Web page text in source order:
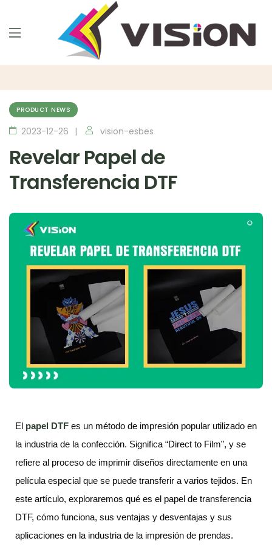
PRODUCT NEWS
2023-12-26 vision-esbes
Revelar Papel de
Transferencia DTF
El papel DTF es un método de impresión popular utilizado en
la industria de la confección. Significa “Direct to Film”, y se
refiere al proceso de imprimir diseños directamente en una
película especial que se puede transferir a varios tejidos. En
este artículo, exploraremos qué es el papel de transferencia
DTF, cómo funciona, sus ventajas y desventajas y sus
aplicaciones en la industria de la impresión de prendas.